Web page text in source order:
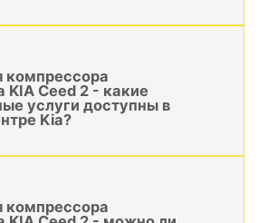
компрессора
KIA Ceed 2 - какие
услуги доступны в
Kia?
компрессора